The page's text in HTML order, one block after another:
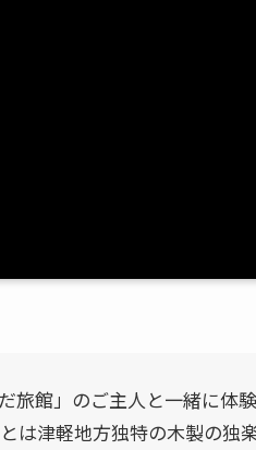
旅館」のご主人と一緒に体
は津軽地方独特の木製の独楽